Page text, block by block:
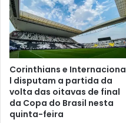
Corinthians e Internaciona
l disputam a partida da
volta das oitavas de final
da Copa do Brasil nesta
quinta-feira